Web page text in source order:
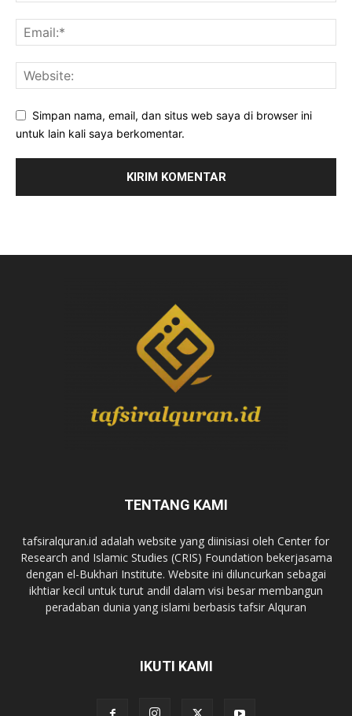
Simpan nama, email, dan situs web saya di browser ini
untuk lain kali saya berkomentar.
TENTANG KAMI
tafsiralquran.id adalah website yang diinisiasi oleh Center for
Research and Islamic Studies (CRIS) Foundation bekerjasama
dengan el-Bukhari Institute. Website ini diluncurkan sebagai
ikhtiar kecil untuk turut andil dalam visi besar membangun
peradaban dunia yang islami berbasis tafsir Alquran
IKUTI KAMI